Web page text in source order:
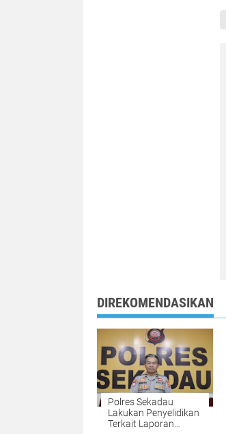
DIREKOMENDASIKAN
Polres Sekadau
Lakukan Penyelidikan
Terkait Laporan